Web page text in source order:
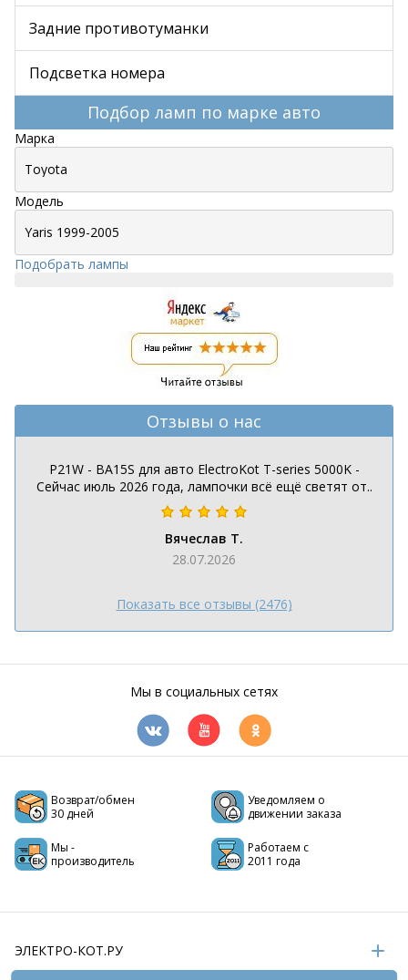
Задние противотуманки
Подсветка номера
Подбор ламп по марке авто
Марка
Модель
Подобрать лампы
Отзывы о нас
P21W - BA15S для авто ElectroKot T-series 5000K -
Сейчас июль 2026 года, лампочки всё ещё светят от..
Вячеслав Т.
28.07.2026
Показать все отзывы (2476)
Мы в социальных сетях
Возврат/обмен
30 дней
Уведомляем о
движении заказа
Мы -
производитель
Работаем с
2011 года
ЭЛЕКТРО-КОТ.РУ